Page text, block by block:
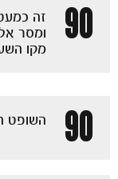
90
זה
ומסר
מקו
90 השופט